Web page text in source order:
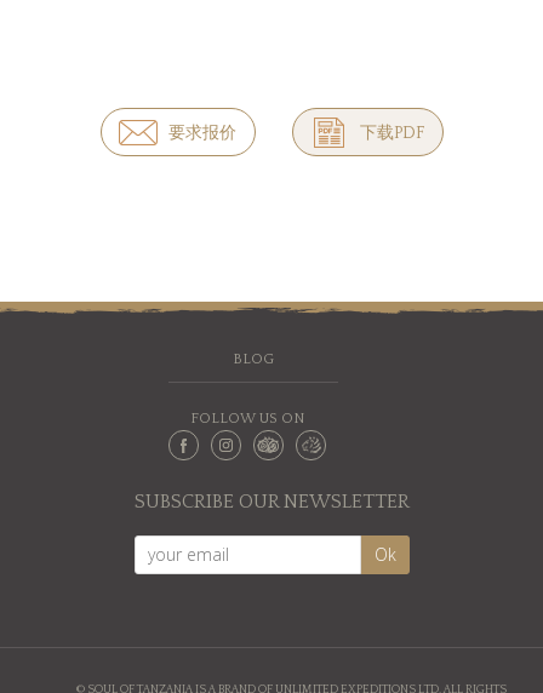
要求报价 下载PDF
BLOG
FOLLOW US ON
SUBSCRIBE OUR NEWSLETTER
© SOUL OF TANZANIA IS A BRAND OF UNLIMITED EXPEDITIONS LTD. ALL RIGHTS